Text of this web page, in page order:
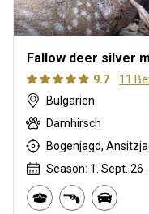
Fallow dееr silver
9.7
11
Bulgarien
Damhirsch
Bogenjagd,
Season: 1. Sept. 26